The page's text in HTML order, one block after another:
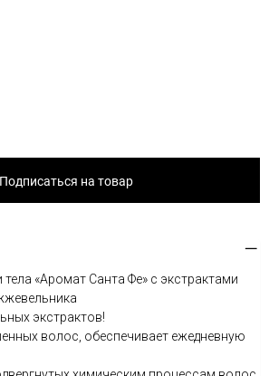
Подписаться на товар
«Аромат Санта Фе» c экстрактами
экстрактов!
волос, обеспечивает ежедневную